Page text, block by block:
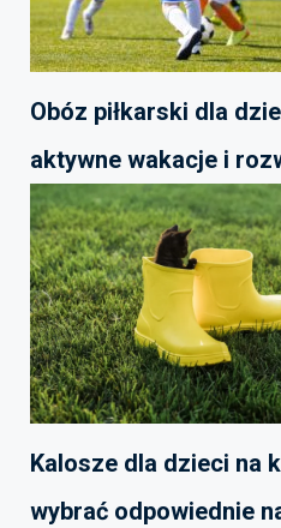
Obóz piłkarski dla
aktywne wakacje i
Kalosze dla dzieci na
wybrać odpowiednie